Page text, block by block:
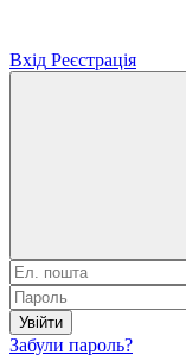
Вхід Реєстрація
Увійти
Забули пароль?